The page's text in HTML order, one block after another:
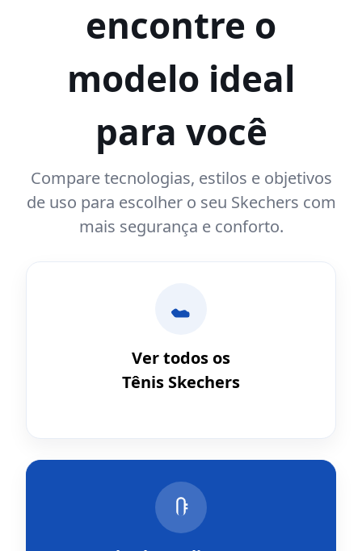
encontre o
modelo ideal
para você
Compare tecnologias, estilos e objetivos
de uso para escolher o seu Skechers com
mais segurança e conforto.
Ver todos os
Tênis Skechers